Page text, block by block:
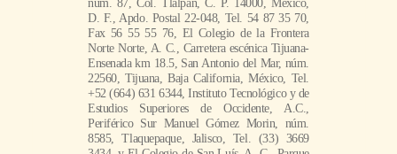
núm. 87, Col. Tlalpan, C. P. 14000, México,
D. F., Apdo. Postal 22-048, Tel. 54 87 35 70,
Fax 56 55 55 76, El Colegio de la Frontera
Norte Norte, A. C., Carretera escénica Tijuana-
Ensenada km 18.5, San Antonio del Mar, núm.
22560, Tijuana, Baja California, México, Tel.
+52 (664) 631 6344, Instituto Tecnológico y de
Estudios Superiores de Occidente, A.C.,
Periférico Sur Manuel Gómez Morin, núm.
8585, Tlaquepaque, Jalisco, Tel. (33) 3669